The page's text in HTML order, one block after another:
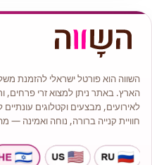
השווה הוא פורטל ישראלי להזמנת
הארץ. באתר ניתן למצוא זרי פרחים,
לאירועים, מבצעים וקטלוגים
חוויית קנייה ברורה, נוחה ואמינה —